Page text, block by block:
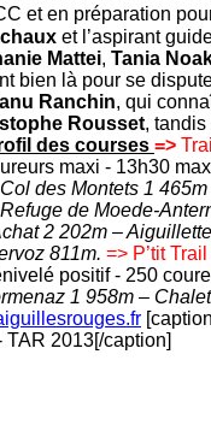
et en préparation
et l’aspirant
Mattei, Tania
bien là pour se
Ranchin, qui
Rousset,
des courses =>
maxi - 13h30
des Montets 1
de Moede-
2 202m –
811m. => P’tit
positif - 250
1 958m –
2013[/caption]